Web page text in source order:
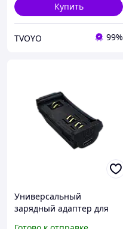
Купить
TVOYO 99%
Универсальный
зарядный адаптер для